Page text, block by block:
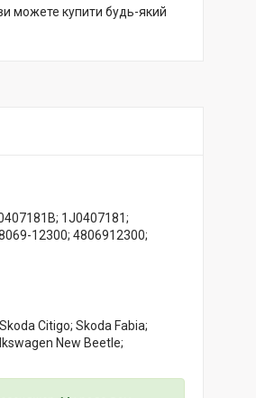
можете купити будь-який
1J0407181;
12300; 4806912300;
Citigo; Skoda Fabia;
New Beetle;